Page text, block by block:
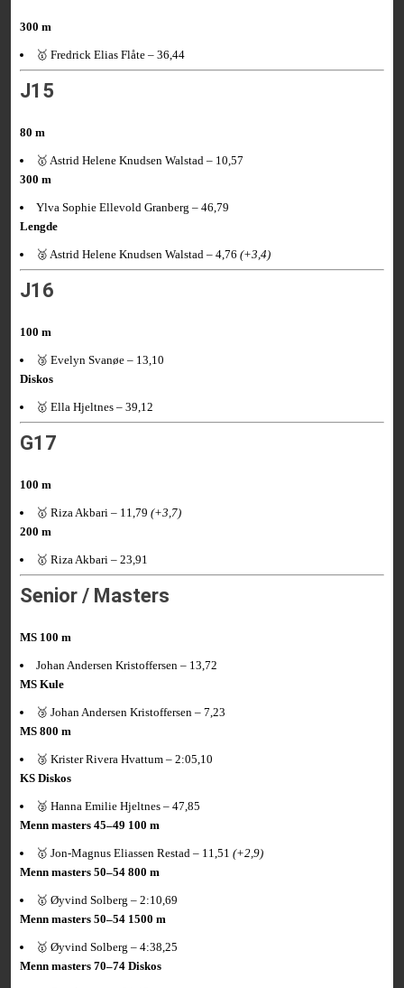
300 m
🥇 Fredrick Elias Flåte – 36,44
J15
80 m
🥇 Astrid Helene Knudsen Walstad – 10,57
300 m
Ylva Sophie Ellevold Granberg – 46,79
Lengde
🥈 Astrid Helene Knudsen Walstad – 4,76(+3,4)
J16
100 m
🥉 Evelyn Svanøe – 13,10
Diskos
🥇 Ella Hjeltnes – 39,12
G17
100 m
🥇 Riza Akbari – 11,79(+3,7)
200 m
🥇 Riza Akbari – 23,91
Senior / Masters
MS 100 m
Johan Andersen Kristoffersen – 13,72
MS Kule
🥉 Johan Andersen Kristoffersen – 7,23
MS 800 m
🥉 Krister Rivera Hvattum – 2:05,10
KS Diskos
🥈 Hanna Emilie Hjeltnes – 47,85
Menn masters 45–49 100 m
🥇 Jon-Magnus Eliassen Restad – 11,51(+2,9)
Menn masters 50–54 800 m
🥇 Øyvind Solberg – 2:10,69
Menn masters 50–54 1500 m
🥇 Øyvind Solberg – 4:38,25
Menn masters 70–74 Diskos